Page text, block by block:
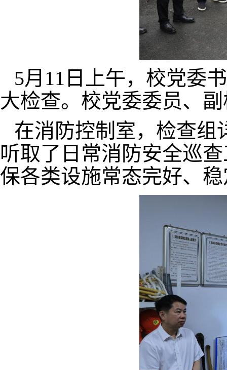
5月11日上午，校党委
大检查。校党委委员、
在消防控制室，检查组
听取了日常消防安全巡
保各类设施常态完好、